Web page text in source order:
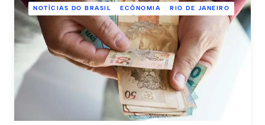
NOTÍCIAS DO BRASIL ECÔNOMIA RIO DE JANEIRO